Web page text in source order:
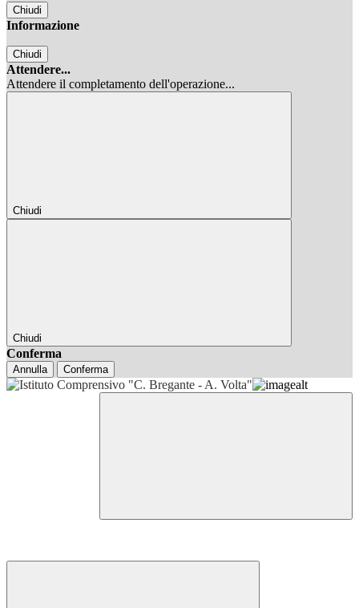
Chiudi
Informazione
Chiudi
Attendere...
Attendere il completamento dell'operazione...
Chiudi
Chiudi
Conferma
Annulla Conferma